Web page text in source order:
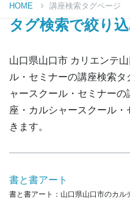
HOME 講座検索タグページ
タグ検索で絞り
山口県山口市 カリエンテ
ル・セミナーの講座検索
ャースクール・セミナー
座・カルシャースクール
きます。
書と書アート
書と書アート：山口県山口市のカル